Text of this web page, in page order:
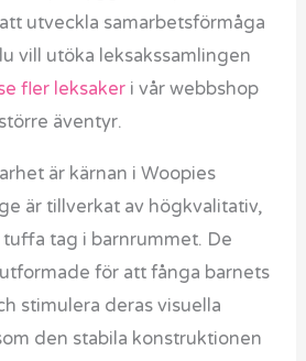
utveckla samarbetsförmåga
vill utöka leksakssamlingen
fler leksaker i vår webbshop
äventyr.
är kärnan i Woopies
är tillverkat av högkvalitativ,
tag i barnrummet. De
för att fånga barnets
stimulera deras visuella
den stabila konstruktionen